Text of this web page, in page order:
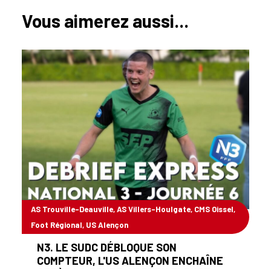
Vous aimerez aussi...
AS Trouville-Deauville, AS Villers-Houlgate, CMS Oissel,
Foot Régional, US Alençon
19/10/2025
N3. LE SUDC DÉBLOQUE SON
COMPTEUR, L'US ALENÇON ENCHAÎNE